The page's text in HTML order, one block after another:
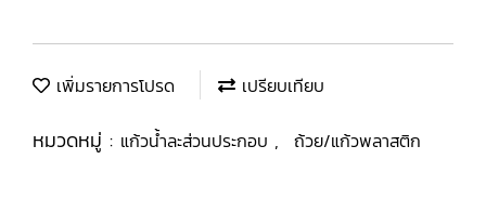
เพิ่มรายการโปรด เปรียบเทียบ
หมวดหมู่ : แก้วน้ำละส่วนประกอบ , ถ้วย/แก้วพลาสติก